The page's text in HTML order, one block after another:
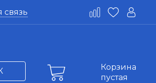
связь
Корзина
пустая